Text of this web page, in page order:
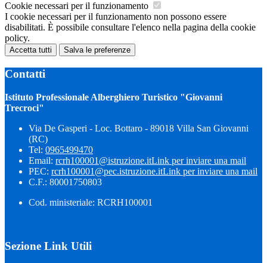
Cookie necessari per il funzionamento
I cookie necessari per il funzionamento non possono essere
disabilitati. È possibile consultare l'elenco nella pagina della cookie
policy.
Accetta tutti Salva le preferenze
Contatti
Istituto Professionale Alberghiero Turistico "Giovanni
Trecroci"
Via De Gasperi - Loc. Bottaro - 89018 Villa San Giovanni
(RC)
Tel: 0965499470
Email: rcrh100001@istruzione.itLink per inviare una mail
PEC: rcrh100001@pec.istruzione.itLink per inviare una mail
C.F.: 80001750803
Cod. ministeriale: RCRH100001
Sezione Link Utili